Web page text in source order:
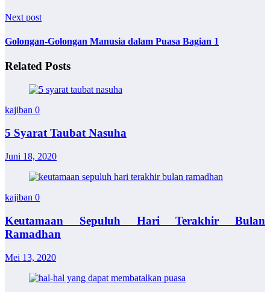
Next post
Golongan-Golongan Manusia dalam Puasa Bagian 1
Related Posts
kajiban 0
5 Syarat Taubat Nasuha
Juni 18, 2020
kajiban 0
Keutamaan Sepuluh Hari Terakhir Bulan
Ramadhan
Mei 13, 2020